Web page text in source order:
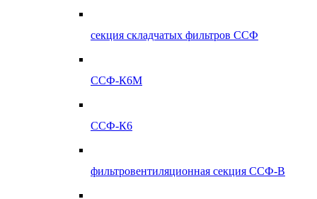
секция складчатых фильтров ССФ
ССФ-К6М
ССФ-К6
фильтровентиляционная секция ССФ-В